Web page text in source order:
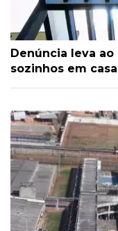
Denúncia leva
sozinhos em